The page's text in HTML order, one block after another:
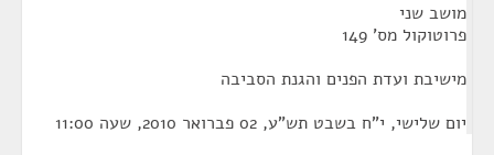
מושב שני
פרוטוקול מס' 149
מישיבת ועדת הפנים והגנת הסביבה
יום שלישי, י"ח בשבט תש"ע, 02 פברואר 2010, שעה 11:00